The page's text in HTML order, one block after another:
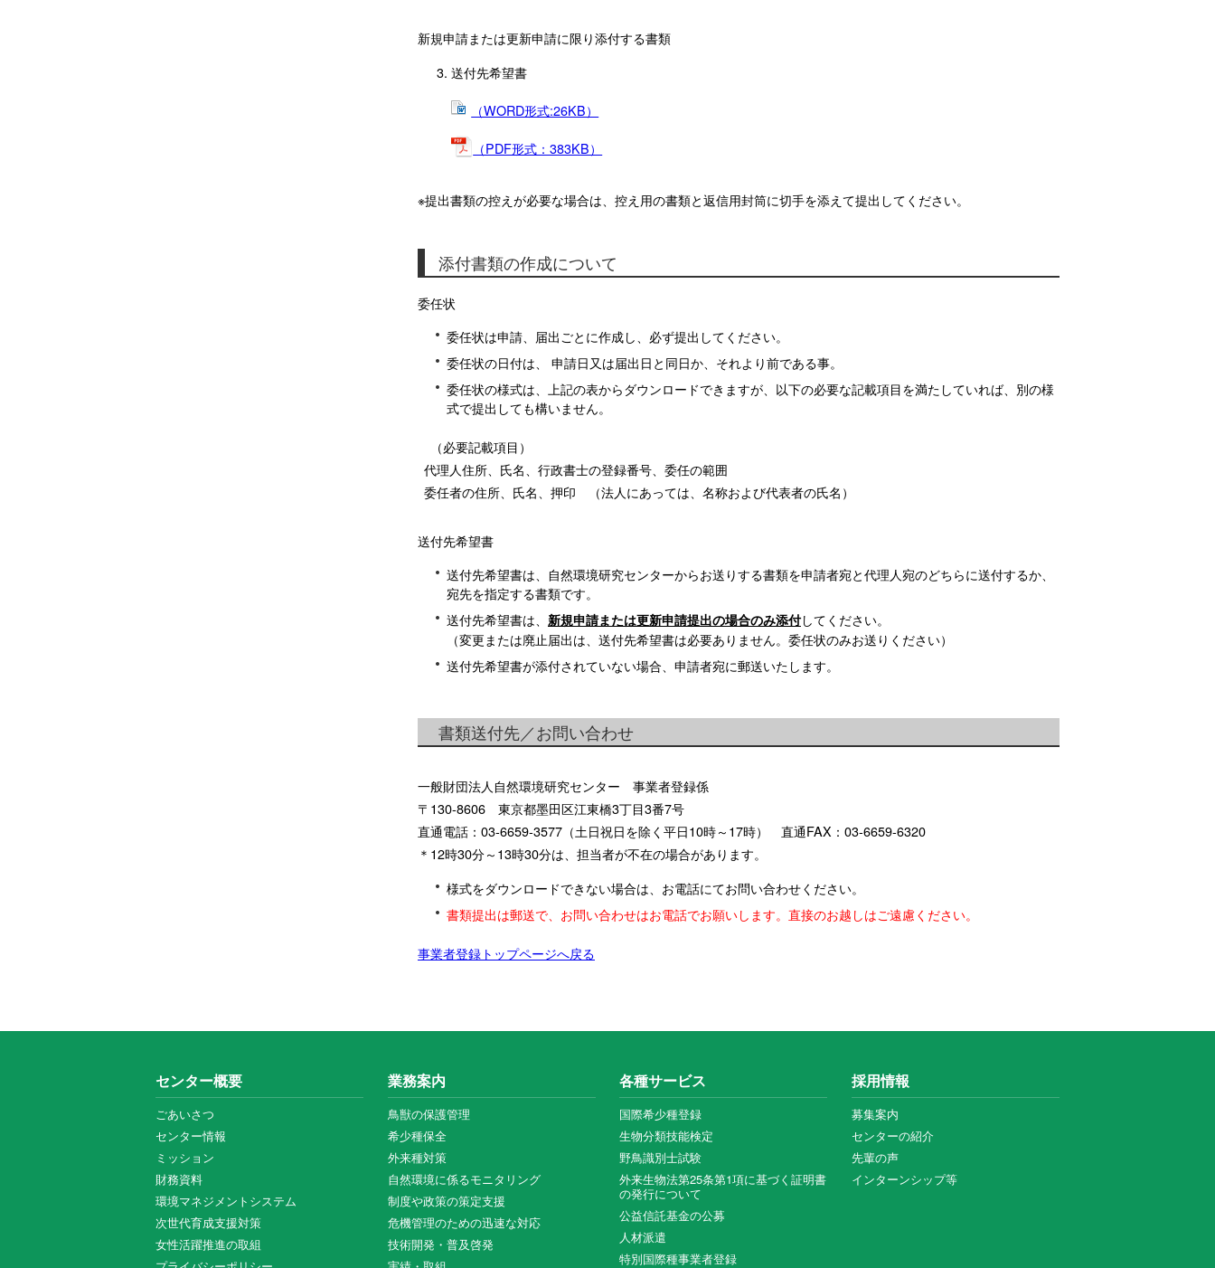
新規申請または更新申請に限り添付する書類
送付先希望書
（WORD形式:26KB）
（PDF形式：383KB）
※提出書類の控えが必要な場合は、控え用の書類と返信用封筒に切手を添えて提出してください。
添付書類の作成について
委任状
委任状は申請、届出ごとに作成し、必ず提出してください。
委任状の日付は、 申請日又は届出日と同日か、それより前である事。
委任状の様式は、上記の表からダウンロードできますが、以下の必要な記載項目を満たしていれば、別の様
式で提出しても構いません。
（必要記載項目）
代理人住所、氏名、行政書士の登録番号、委任の範囲
委任者の住所、氏名、押印 （法人にあっては、名称および代表者の氏名）
送付先希望書
送付先希望書は、自然環境研究センターからお送りする書類を申請者宛と代理人宛のどちらに送付するか、
宛先を指定する書類です。
送付先希望書は、 新規申請または更新申請提出の場合のみ添付してください。
（変更または廃止届出は、送付先希望書は必要ありません。委任状のみお送りください）
送付先希望書が添付されていない場合、申請者宛に郵送いたします。
書類送付先／お問い合わせ
一般財団法人自然環境研究センター 事業者登録係
〒130-8606 東京都墨田区江東橋3丁目3番7号
直通電話：03-6659-3577（土日祝日を除く平日10時～17時） 直通FAX：03-6659-6320
＊12時30分～13時30分は、担当者が不在の場合があります。
様式をダウンロードできない場合は、お電話にてお問い合わせください。
書類提出は郵送で、お問い合わせはお電話でお願いします。直接のお越しはご遠慮ください。
事業者登録トップページへ戻る
センター概要
ごあいさつ
センター情報
ミッション
財務資料
環境マネジメントシステム
次世代育成支援対策
女性活躍推進の取組
業務案内
鳥獣の保護管理
希少種保全
外来種対策
自然環境に係るモニタリング
制度や政策の策定支援
危機管理のための迅速な対応
技術開発・普及啓発
各種サービス
国際希少種登録
生物分類技能検定
野鳥識別士試験
外来生物法第25条第1項に基づく証明書
の発行について
公益信託基金の公募
人材派遣
特別国際種事業者登録
採用情報
募集案内
センターの紹介
先輩の声
インターンシップ等